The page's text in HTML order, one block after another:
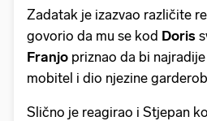
Zadatak je izazvao različite
govorio da mu se kod Doris
Franjo priznao da bi
mobitel i dio njezine
Slično je reagirao i Stjepan